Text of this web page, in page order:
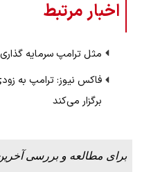
اخبار مرتبط
مثل ترامپ سرمایه
فاکس نیوز: ترامپ به
برگزار می‌کند
برای مطالعه و بررسی آخرین